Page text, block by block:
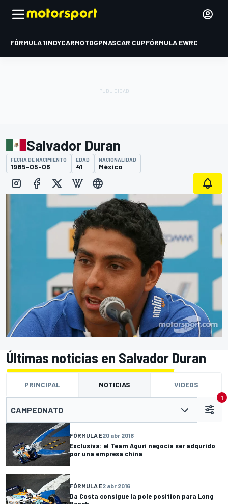
FÓRMULA 1INDYCARMOTOGPNASCAR CUPFÓRMULA EWRC
Salvador Duran
FECHA DE NACIMIENTO
1985-05-06
EDAD
41
NACIONALIDAD
México
Últimas noticias en Salvador Duran
PRINCIPAL NOTICIAS VIDEOS
CAMPEONATO
1
FÓRMULA E20 abr 2016
Exclusiva: el Team Aguri negocia ser adqurido
por una empresa china
FÓRMULA E2 abr 2016
Da Costa consigue la pole position para Long